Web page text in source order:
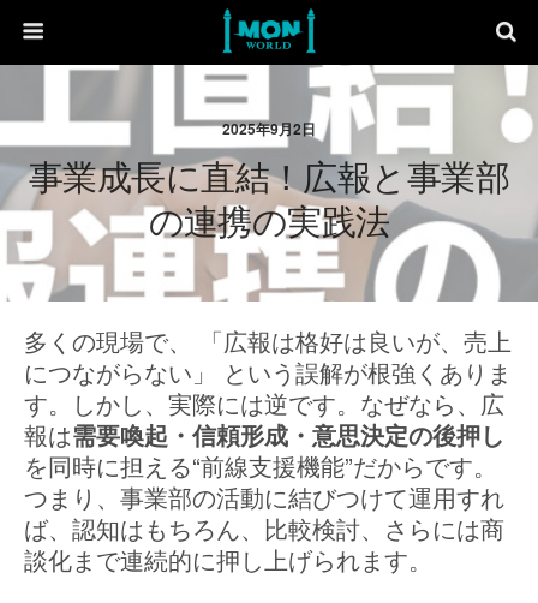
2025年9月2日
事業成長に直結！広報と事業部
の連携の実践法
多くの現場で、 「広報は格好は良いが、売上
につながらない」 という誤解が根強くありま
す。しかし、実際には逆です。なぜなら、広
報は需要喚起・信頼形成・意思決定の後押し
を同時に担える“前線支援機能”だからです。
つまり、事業部の活動に結びつけて運用すれ
ば、認知はもちろん、比較検討、さらには商
談化まで連続的に押し上げられます。